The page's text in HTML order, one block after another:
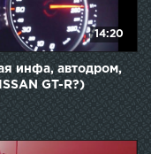
14:20
инфа, автодром,
GT-R?)